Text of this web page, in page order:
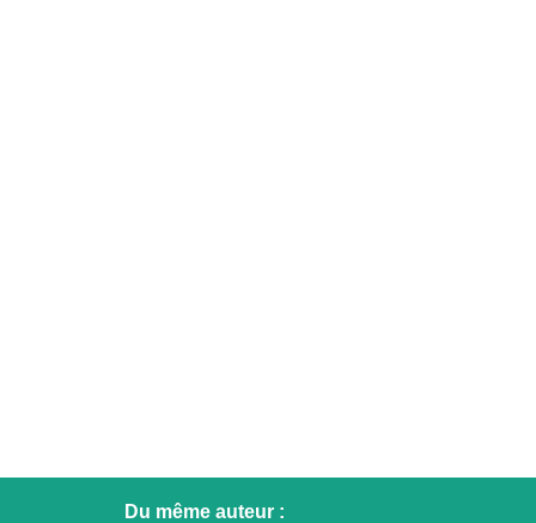
Du même auteur :